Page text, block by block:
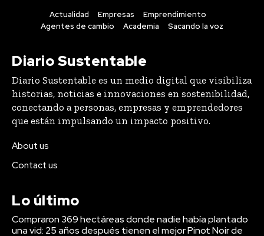
Actualidad Empresas
Emprendimiento
Agentes de cambio
Academia Sacando la voz
Diario Sustentable
Diario Sustentable es un medio digital que visibiliza
historias, noticias e innovaciones en sostenibilidad,
conectando a personas, empresas y emprendedores
que están impulsando un impacto positivo.
About us
Contact us
Lo último
Compraron 369 hectáreas donde nadie había plantado
una vid: 25 años después tienen el mejor Pinot Noir de